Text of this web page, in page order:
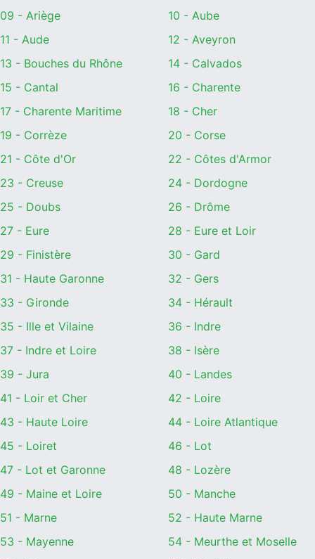
09 - Ariège
10 - Aube
11 - Aude
12 - Aveyron
13 - Bouches du Rhône
14 - Calvados
15 - Cantal
16 - Charente
17 - Charente Maritime
18 - Cher
19 - Corrèze
20 - Corse
21 - Côte d'Or
22 - Côtes d'Armor
23 - Creuse
24 - Dordogne
25 - Doubs
26 - Drôme
27 - Eure
28 - Eure et Loir
29 - Finistère
30 - Gard
31 - Haute Garonne
32 - Gers
33 - Gironde
34 - Hérault
35 - Ille et Vilaine
36 - Indre
37 - Indre et Loire
38 - Isère
39 - Jura
40 - Landes
41 - Loir et Cher
42 - Loire
43 - Haute Loire
44 - Loire Atlantique
45 - Loiret
46 - Lot
47 - Lot et Garonne
48 - Lozère
49 - Maine et Loire
50 - Manche
51 - Marne
52 - Haute Marne
53 - Mayenne
54 - Meurthe et Moselle